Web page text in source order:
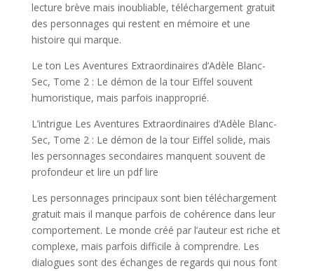
lecture brève mais inoubliable, téléchargement gratuit
des personnages qui restent en mémoire et une
histoire qui marque.
Le ton Les Aventures Extraordinaires d’Adèle Blanc-
Sec, Tome 2 : Le démon de la tour Eiffel souvent
humoristique, mais parfois inapproprié.
L’intrigue Les Aventures Extraordinaires d’Adèle Blanc-
Sec, Tome 2 : Le démon de la tour Eiffel solide, mais
les personnages secondaires manquent souvent de
profondeur et lire un pdf lire
Les personnages principaux sont bien téléchargement
gratuit mais il manque parfois de cohérence dans leur
comportement. Le monde créé par l’auteur est riche et
complexe, mais parfois difficile à comprendre. Les
dialogues sont des échanges de regards qui nous font